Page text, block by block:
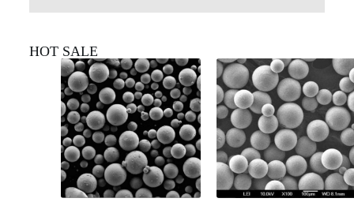
HOT SALE